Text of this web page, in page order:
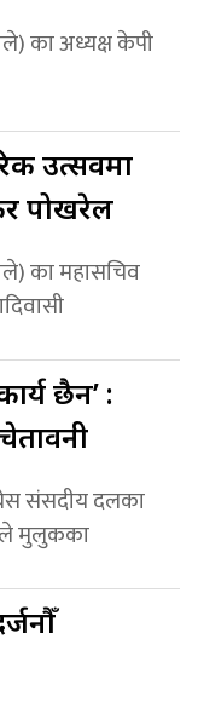
का अध्यक्ष केपी
उत्सवमा
पोखरेल
का महासचिव
छैन’ :
संसदीय दलका
मुलुकका